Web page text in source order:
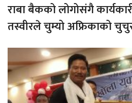
राबा बैकको लोगोसंगै
तस्वीरले चुम्यो अफ्रिकाको